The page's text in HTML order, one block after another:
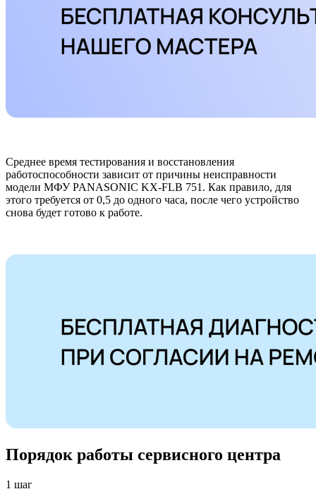
Среднее время тестирования и восстановления
работоспособности зависит от причины неисправности
модели МФУ PANASONIC KX-FLB 751. Как правило, для
этого требуется от 0,5 до одного часа, после чего устройство
снова будет готово к работе.
Порядок работы сервисного центра
1 шаг